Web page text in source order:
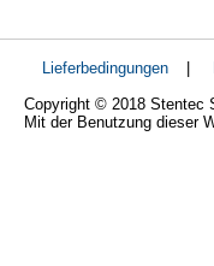
Lieferbedingungen |
Copyright © 2018 Stentec
Mit der Benutzung dieser